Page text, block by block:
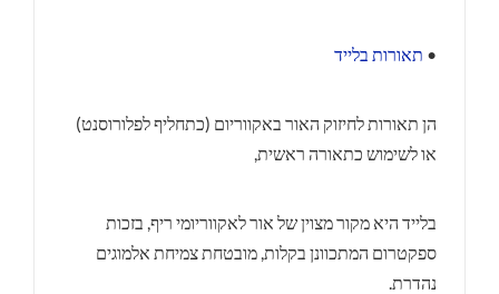
• תאורות בלייד
הן תאורות לחיזוק האור באקווריום (כתחליף לפלורוסנט)
או לשימוש כתאורה ראשית,
בלייד היא מקור מצוין של אור לאקווריומי ריף, בזכות
ספקטרום המתכוונן בקלות, מובטחת צמיחת אלמוגים
נהדרת.